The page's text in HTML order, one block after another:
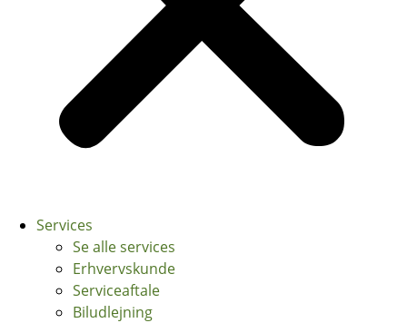
Services
Se alle services
Erhvervskunde
Serviceaftale
Biludlejning